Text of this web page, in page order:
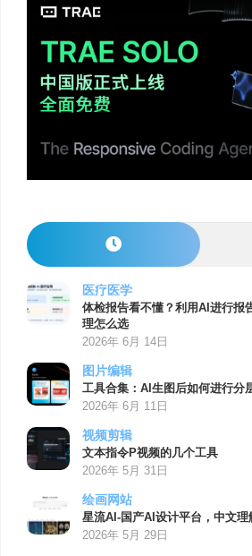
医疗医学
体检报告看不懂？利用AI进行报
理怎么选
2026年 6月 14日
图片编辑
工具合集：AI生图后如何进行分
2026年 6月 11日
视频剪辑
文本指令P视频的几个工具
2026年 5月 31日
绘画网站
星流AI-国产AI设计平台，中文
2026年 5月 29日